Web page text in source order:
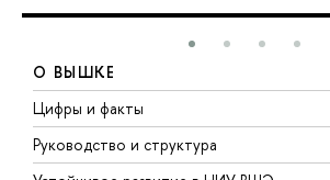
О ВЫШКЕ
Цифры и факты
Руководство и структура